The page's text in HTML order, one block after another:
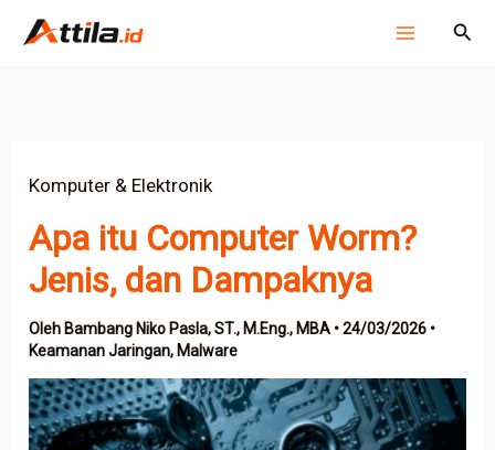
Lewati
Cari
Komputer & Elektronik
Apa itu Computer Worm?
Jenis, dan Dampaknya
OlehBambang Niko Pasla, ST., M.Eng., MBA •24/03/2026 •
Keamanan Jaringan,Malware